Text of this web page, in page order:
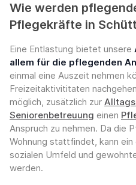
Wie werden
Pflegekräfte in
Eine Entlastung bietet unsere
allem für die pflegenden
einmal eine Auszeit nehmen
Freizeitaktivititaten
möglich, zusätzlich zur
Seniorenbetreuung einen
Anspruch zu nehmen. Da die
Wohnung stattfindet, kann
sozialen Umfeld und
werden.